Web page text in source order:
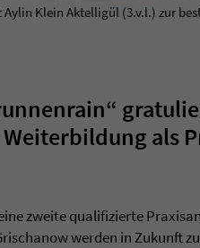
Klein Aktelligül (3.v.l.) zur
als
zweite qualifizierte
werden in Zukunft